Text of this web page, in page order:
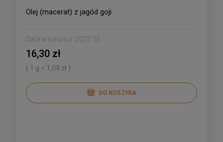
Olej (macerat) z jagód goji
Data ważności: 2027.05
16,30 zł
( 1 g = 1,09 zł )
DO KOSZYKA